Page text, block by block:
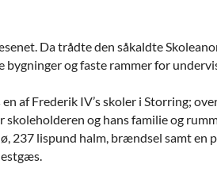
Da trådte den såkaldte
og faste rammer for
af Frederik IV’s skoler i Storring;
skoleholderen og hans familie og
237 lispund halm, brændsel samt en